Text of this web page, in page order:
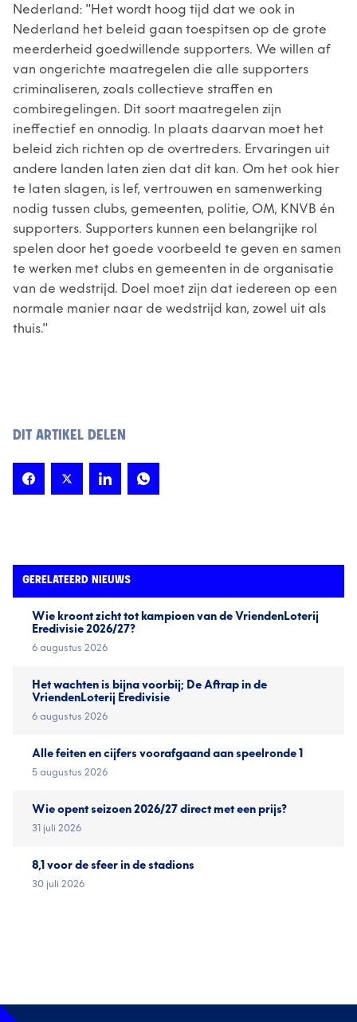
Nederland: "Het wordt hoog tijd dat we ook in
Nederland het beleid gaan toespitsen op de grote
meerderheid goedwillende supporters. We willen af
van ongerichte maatregelen die alle supporters
criminaliseren, zoals collectieve straffen en
combiregelingen. Dit soort maatregelen zijn
ineffectief en onnodig. In plaats daarvan moet het
beleid zich richten op de overtreders. Ervaringen uit
andere landen laten zien dat dit kan. Om het ook hier
te laten slagen, is lef, vertrouwen en samenwerking
nodig tussen clubs, gemeenten, politie, OM, KNVB én
supporters. Supporters kunnen een belangrijke rol
spelen door het goede voorbeeld te geven en samen
te werken met clubs en gemeenten in de organisatie
van de wedstrijd. Doel moet zijn dat iedereen op een
normale manier naar de wedstrijd kan, zowel uit als
thuis."
DIT ARTIKEL DELEN
GERELATEERD NIEUWS
Wie kroont zicht tot kampioen van de VriendenLoterij
Eredivisie 2026/27?
6 augustus 2026
Het wachten is bijna voorbij; De Aftrap in de
VriendenLoterij Eredivisie
6 augustus 2026
Alle feiten en cijfers voorafgaand aan speelronde 1
5 augustus 2026
Wie opent seizoen 2026/27 direct met een prijs?
31 juli 2026
8,1 voor de sfeer in de stadions
30 juli 2026